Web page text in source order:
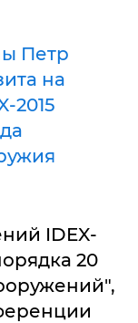
Петр
на
2015
IDEX-
20